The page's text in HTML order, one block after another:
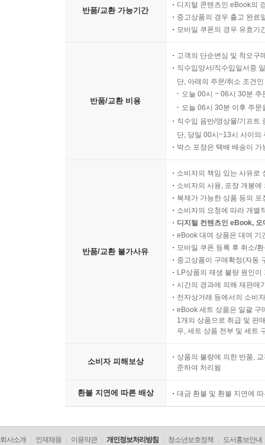
반품/교환 가능기간
디지털 콘텐츠인 eBook의
중고상품의 경우 출고 완료
모바일 쿠폰의 경우 유효기
반품/교환 비용
고객의 단순변심 및 착오구
직수입양서/직수입일서중
단, 아래의 주문/취소 조건
오늘 00시 ~ 06시 30분
오늘 06시 30분 이후 주
직수입 음반/영상물/기프트
단, 당일 00시~13시 사이의
박스 포장은 택배 배송이
반품/교환 불가사유
소비자의 책임 있는 사유로
소비자의 사용, 포장 개봉
복제가 가능한 상품 등의
소비자의 요청에 따라 개별
디지털 컨텐츠인 eBook,
eBook 대여 상품은 대여 기
모바일 쿠폰 등록 후 취소/
중고상품이 구매확정(자동
LP상품의 재생 불량 원인
시간의 경과에 의해 재판매
전자상거래 등에서의 소비
eBook 세트 상품은 일괄 구
1개의 상품으로 취급 및 판
우, 세트 상품 전부 및 세트
소비자 피해보상
상품의 불량에 의한 반품,
준하여 처리됨
환불 지연에 따른 배상 대금 환불 및 환불 지연에
회사소개 인재채용 이용약관 개인정보처리방침 청소년보호정책 도서홍보안내